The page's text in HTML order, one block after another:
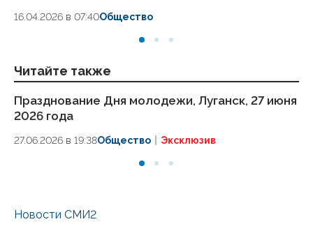
16.04.2026 в 07:40Общество
Читайте также
Празднование Дня молодежи, Луганск, 27 июня
2026 года
27.06.2026 в 19:38Общество Эксклюзив
Новости СМИ2